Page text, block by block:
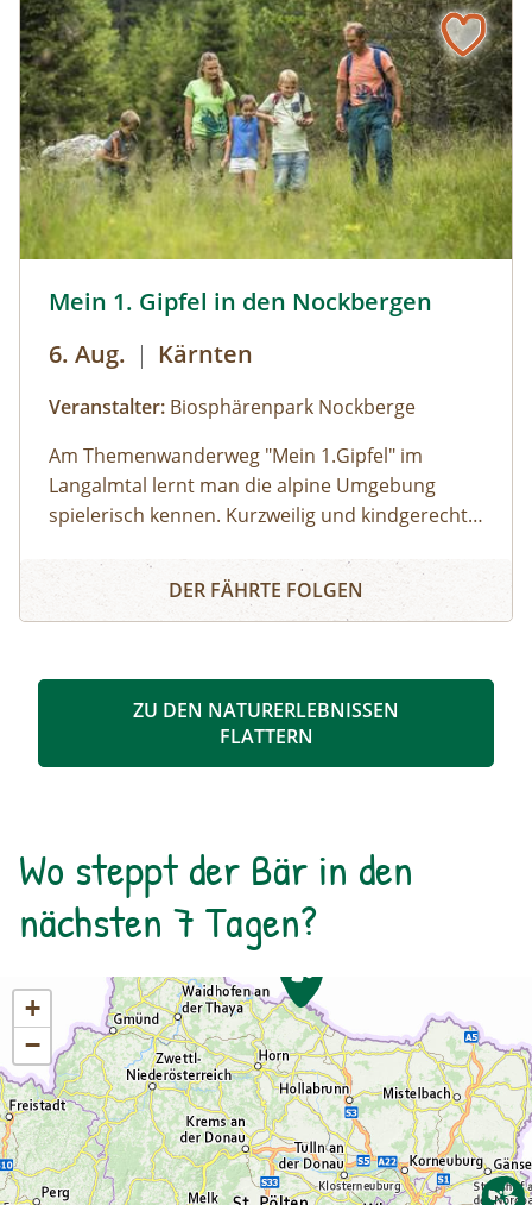
Naturerlebnis für jede Altersgruppe.⁠ ⁠So
geht's:⁠Melde dich zu einem Termin aus dem
Veranstaltungskalender an oder organisiere
dein privates NATURSCHAUSPIEL: Jede Tour
kann auf Anfrage zu individuell vereinbarten
Terminen durchgeführt werden. ⁠
Mein 1. Gipfel in den Nockbergen
6. Aug. | Kärnten
Veranstalter: Biosphärenpark Nockberge
Am Themenwanderweg "Mein 1.Gipfel" im
Langalmtal lernt man die alpine Umgebung
spielerisch kennen. Kurzweilig und kindgerecht
nebenbei die Wunder der Natur am Wegesrand,
während sie gemeinsam bis zu Ihrem 1. Gipfel in
Mein 1. Gipfel in den Nockbergen
DER FÄHRTE FOLGEN
ZU DEN NATURERLEBNISSEN
FLATTERN
Wo steppt der Bär in den
nächsten 7 Tagen?
+
−